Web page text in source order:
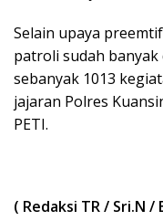
Selain upaya
patroli sudah
sebanyak 1013
jajaran Polres
PETI.
( Redaksi TR / Sri.N /